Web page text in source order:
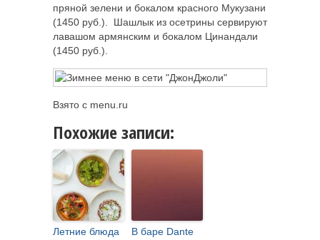
пряной зелени и бокалом красного Мукузани
(1450 руб.). Шашлык из осетрины сервируют
лавашом армянским и бокалом Цинандали
(1450 руб.).
Взято с menu.ru
Похожие записи:
Летние блюда
В баре Dante